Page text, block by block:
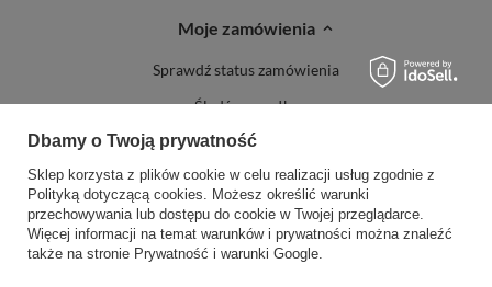
Moje zamówienia
Sprawdź status zamówienia
Śledź przesyłkę
Reklamacje
Zwroty
Dbamy o Twoją prywatność
Sklep korzysta z plików cookie w celu realizacji usług zgodnie z
Polityką dotyczącą cookies. Możesz określić warunki
przechowywania lub dostępu do cookie w Twojej przeglądarce.
Więcej informacji na temat warunków i prywatności można znaleźć
także na stronie Prywatność i warunki Google.